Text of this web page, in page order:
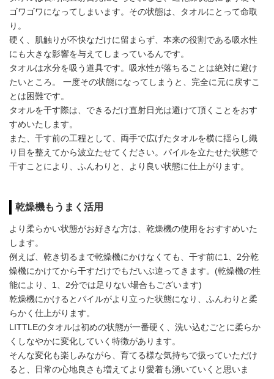
ゴワゴワになってしまいます。その状態は、タオルにとって命取
り。
硬く、肌触りが不快なだけに留まらず、本来の役割である吸水性
にも大きな影響を与えてしまっているんです。
タオルは水分を吸う道具です。吸水性が落ちることは絶対に避け
たいところ。 一度その状態になってしまうと、完全に元に戻すこ
とは困難です。
タオルを干す際は、できるだけ直射日光は避けて頂くことをおす
すめいたします。
また、干す前の工程として、両手で広げたタオルを横に揺らし織
り目を整えてから波立たせてください。パイルを立たせた状態で
干すことにより、ふんわりと、より良い状態に仕上がります。
乾燥機もうまく活用
より柔らかい状態がお好きな方は、乾燥機の使用をおすすめいた
します。
例えば、乾き切るまで乾燥機にかけなくても、干す前に1、2分乾
燥機にかけてから干すだけでもだいぶ違ってきます。(乾燥機の性
能により、1、2分では足りない場合もございます)
乾燥機にかけるとパイルがより立った状態になり、ふんわりと柔
らかく仕上がります。
LITTLEのタオルは初めの状態が一番硬く、洗い込むごとに柔らか
くしなやかに変化していく特徴があります。
そんな変化も楽しみながら、育てる様な気持ちで扱っていただけ
ると、日常の心地良さも増えてより愛着も湧いていくと思いま